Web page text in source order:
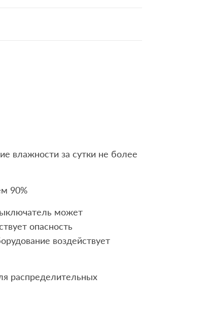
влажности за сутки не более
90%
может
опасность
воздействует
распределительных